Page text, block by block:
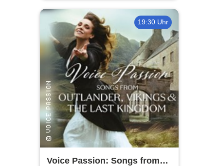
19:30 Uhr
Voice Passion: Songs from